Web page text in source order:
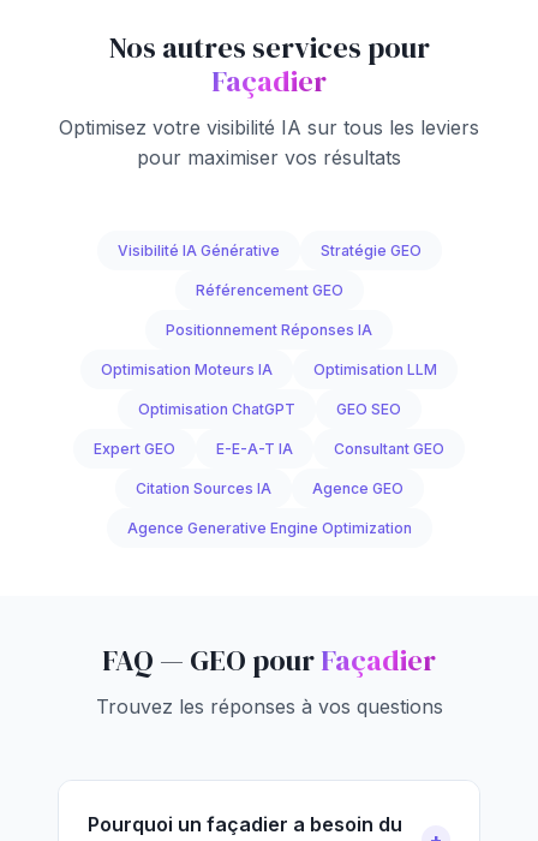
Nos autres services pour
Façadier
Optimisez votre visibilité IA sur tous les leviers
pour maximiser vos résultats
Visibilité IA Générative Stratégie GEO
Référencement GEO
Positionnement Réponses IA
Optimisation Moteurs IA Optimisation LLM
Optimisation ChatGPT GEO SEO
Expert GEO E-E-A-T IA Consultant GEO
Citation Sources IA Agence GEO
Agence Generative Engine Optimization
FAQ — GEO pourFaçadier
Trouvez les réponses à vos questions
Pourquoi un façadier a besoin du